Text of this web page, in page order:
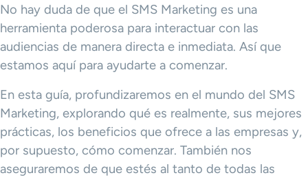
No hay duda de que el SMS Marketing es una
herramienta poderosa para interactuar con las
audiencias de manera directa e inmediata. Así que
estamos aquí para ayudarte a comenzar.
En esta guía, profundizaremos en el mundo del SMS
Marketing, explorando qué es realmente, sus mejores
prácticas, los beneficios que ofrece a las empresas y,
por supuesto, cómo comenzar. También nos
aseguraremos de que estés al tanto de todas las